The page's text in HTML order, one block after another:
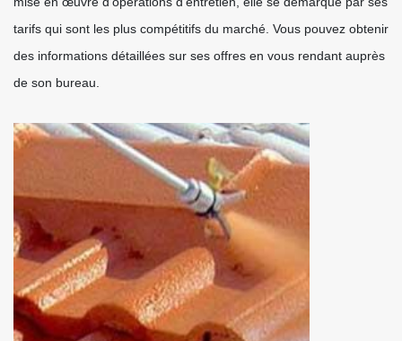
tarifs qui sont les plus compétitifs du marché. Vous pouvez obtenir
des informations détaillées sur ses offres en vous rendant auprès
de son bureau.